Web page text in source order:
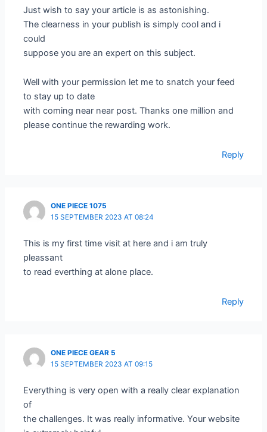
Just wish to say your article is as astonishing.
The clearness in your publish is simply cool and i
could
suppose you are an expert on this subject.
Well with your permission let me to snatch your feed
to stay up to date
with coming near near post. Thanks one million and
please continue the rewarding work.
Reply
ONE PIECE 1075
15 SEPTEMBER 2023 AT 08:24
This is my first time visit at here and i am truly
pleassant
to read everthing at alone place.
Reply
ONE PIECE GEAR 5
15 SEPTEMBER 2023 AT 09:15
Everything is very open with a really clear explanation
of
the challenges. It was really informative. Your website